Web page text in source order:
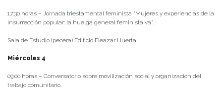
17:30 horas – Jornada triestamental feminista “Mujeres y experiencias de la
insurrección popular: la huelga general feminista va”.
Sala de Estudio (pecera) Edificio Eleazar Huerta
Miércoles 4
09:00 horas – Conversatorio sobre movilización social y organización del
trabajo comunitario.